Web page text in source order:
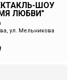
ШОУ
ЛЮБВИ"
ул. Мельникова